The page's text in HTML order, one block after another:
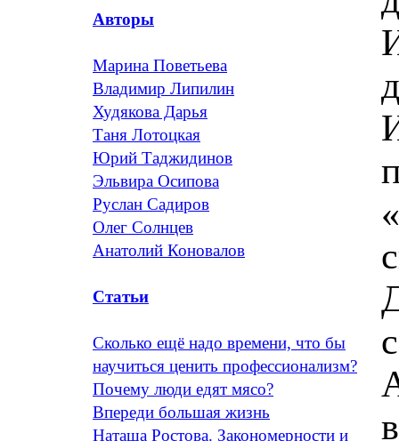
Авторы
Марина Поветьева
Владимир Липилин
Худякова Дарья
Таня Лотоцкая
Юрий Таджидинов
Эльвира Осипова
Руслан Садиров
Олег Солнцев
Анатолий Коновалов
Статьи
Сколько ещё надо времени, что бы
научиться ценить профессионализм?
Почему люди едят мясо?
Впереди большая жизнь
Наташа Ростова. Закономерности и